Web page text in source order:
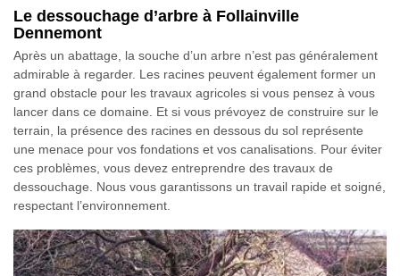
Le dessouchage d’arbre à Follainville
Dennemont
Après un abattage, la souche d’un arbre n’est pas généralement
admirable à regarder. Les racines peuvent également former un
grand obstacle pour les travaux agricoles si vous pensez à vous
lancer dans ce domaine. Et si vous prévoyez de construire sur le
terrain, la présence des racines en dessous du sol représente
une menace pour vos fondations et vos canalisations. Pour éviter
ces problèmes, vous devez entreprendre des travaux de
dessouchage. Nous vous garantissons un travail rapide et soigné,
respectant l’environnement.